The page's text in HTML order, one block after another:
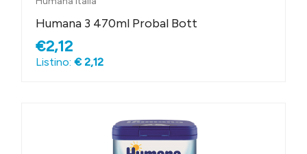
Humana 3 470ml Probal Bott
€2,12
Listino: € 2,12